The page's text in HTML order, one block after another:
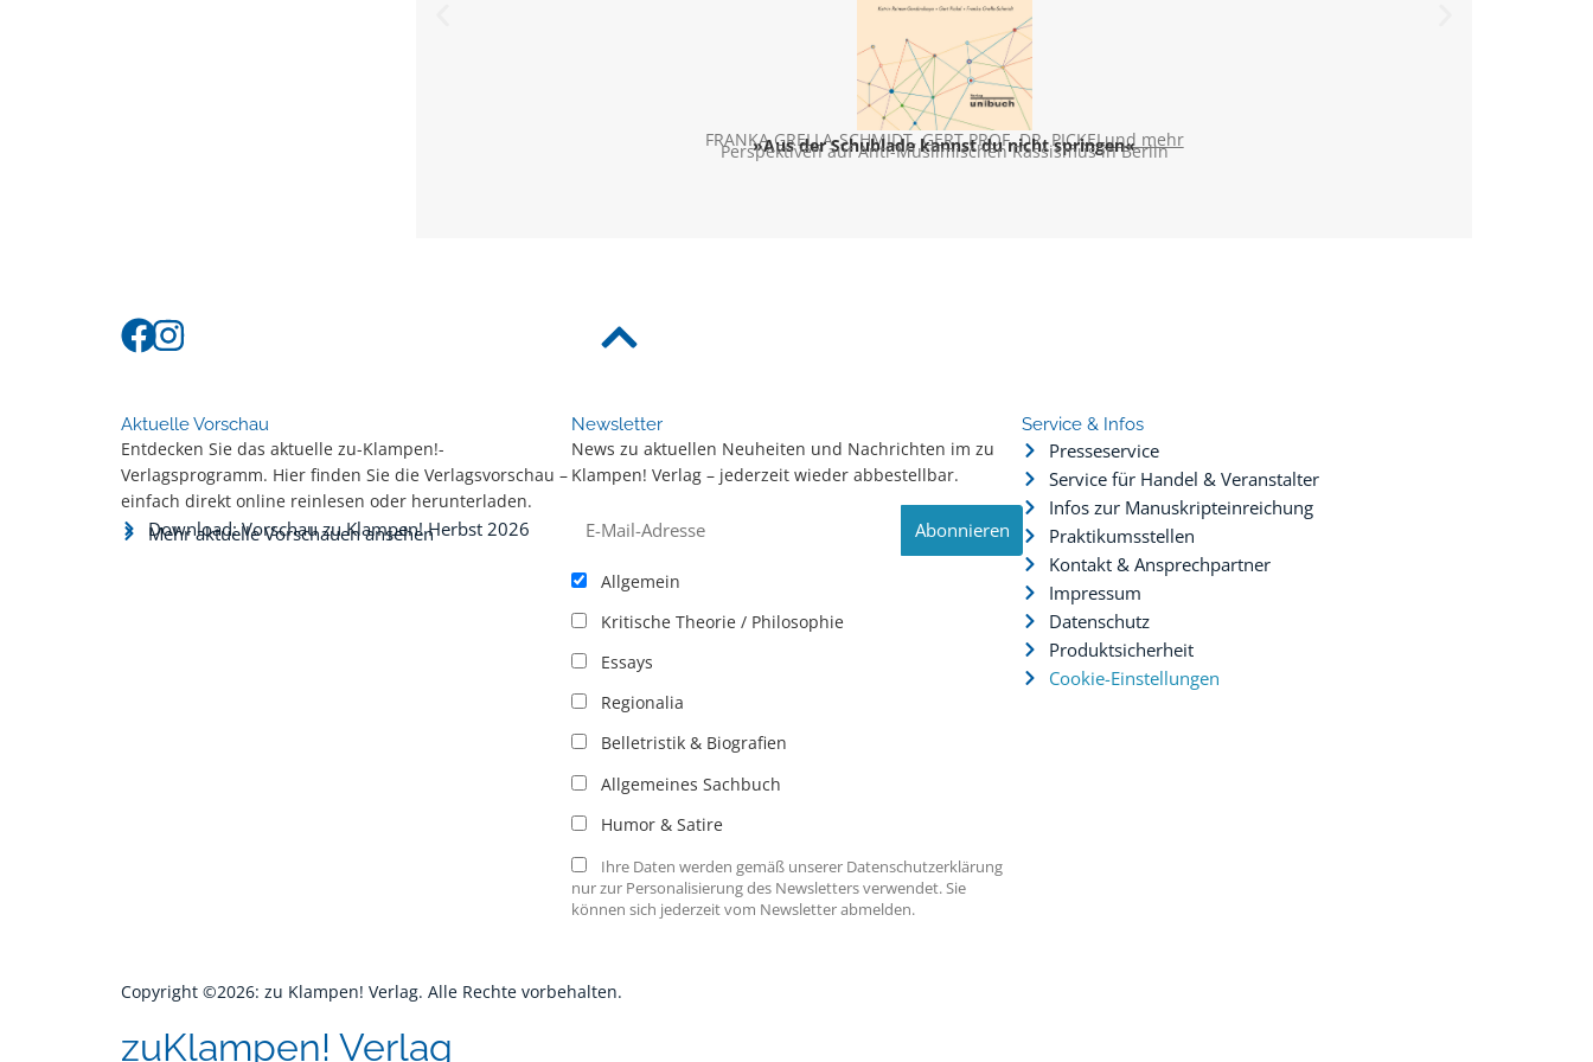
FRANKA GRELLA-SCHMIDT,GERT PROF. DR. PICKELund mehr
»Aus der Schublade kannst du nicht springen«
Perspektiven auf Anti-Muslimischen Rassismus in Berlin
Aktuelle Vorschau
Entdecken Sie das aktuelle zu-Klampen!-
Verlagsprogramm. Hier finden Sie die Verlagsvorschau –
einfach direkt online reinlesen oder herunterladen.
Download: Vorschau zu Klampen! Herbst 2026
Mehr aktuelle Vorschauen ansehen
Newsletter
News zu aktuellen Neuheiten und Nachrichten im zu
Klampen! Verlag – jederzeit wieder abbestellbar.
Allgemein
Kritische Theorie / Philosophie
Essays
Regionalia
Belletristik & Biografien
Allgemeines Sachbuch
Humor & Satire
Ihre Daten werden gemäß unserer Datenschutzerklärung
nur zur Personalisierung des Newsletters verwendet. Sie
können sich jederzeit vom Newsletter abmelden.
Service & Infos
Presseservice
Service für Handel & Veranstalter
Infos zur Manuskripteinreichung
Praktikumsstellen
Kontakt & Ansprechpartner
Impressum
Datenschutz
Produktsicherheit
Cookie-Einstellungen
Copyright ©2026: zu Klampen! Verlag. Alle Rechte vorbehalten.
zuKlampen! Verlag